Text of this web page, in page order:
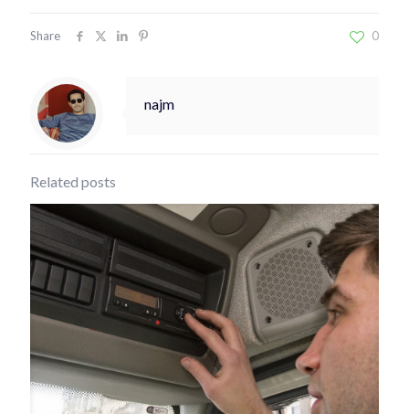
Share 0
najm
Related posts